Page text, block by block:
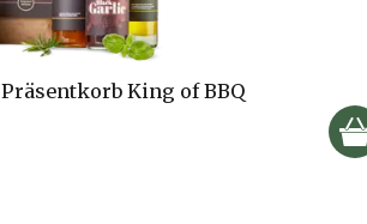
Präsentkorb King of BBQ